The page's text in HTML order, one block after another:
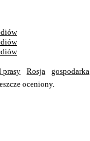
prasy Rosja gospodarka
oceniony.